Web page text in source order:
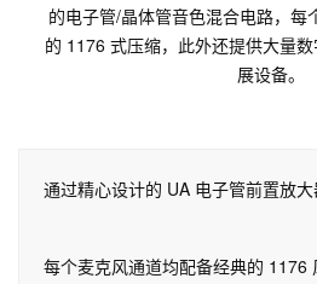
的电子管/晶体管音色混合电路，每
的 1176 式压缩，此外还提供大量
展设备。
通过精心设计的 UA 电子管前置放
每个麦克风通​​道均配备经典的 1176